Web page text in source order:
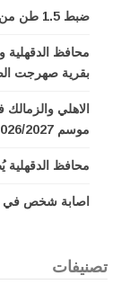
ضبط 1.5 طن من مصنعات لحوم ودجاج غير صالحة بالدقهلية
محافظ الدقهلية
بقرية صهرجت
الاهلي
موسم 2026/2027
محافظ الدقهلية
اصابة شخص في
تصنيفات